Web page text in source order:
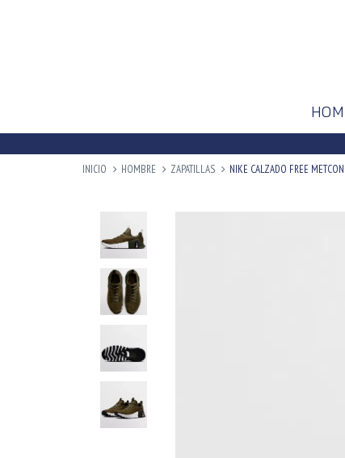
INICIO HOMBRE ZAPATILLAS NIKE CALZADO FREE